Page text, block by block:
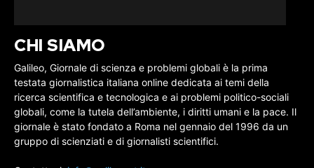
CHI SIAMO
Galileo, Giornale di scienza e problemi globali è la prima
testata giornalistica italiana online dedicata ai temi della
ricerca scientifica e tecnologica e ai problemi politico-sociali
globali, come la tutela dell’ambiente, i diritti umani e la pace. Il
giornale è stato fondato a Roma nel gennaio del 1996 da un
gruppo di scienziati e di giornalisti scientifici.